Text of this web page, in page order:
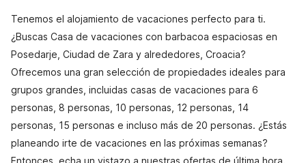
Tenemos el alojamiento de vacaciones perfecto para ti.
¿Buscas Casa de vacaciones con barbacoa espaciosas en
Posedarje, Ciudad de Zara y alrededores, Croacia?
Ofrecemos una gran selección de propiedades ideales para
grupos grandes, incluidas casas de vacaciones para 6
personas, 8 personas, 10 personas, 12 personas, 14
personas, 15 personas e incluso más de 20 personas. ¿Estás
planeando irte de vacaciones en las próximas semanas?
Entonces, echa un vistazo a nuestras ofertas de última hora.